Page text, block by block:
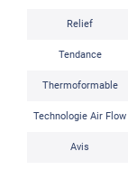
Relief
Tendance
Thermoformable
Technologie Air Flow
Avis